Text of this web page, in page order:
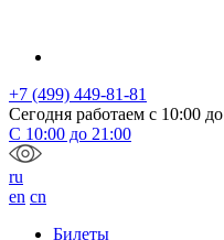
+7 (499) 449-81-81
Сегодня работаем с 10:00 до
С 10:00 до 21:00
ru
en cn
Билеты